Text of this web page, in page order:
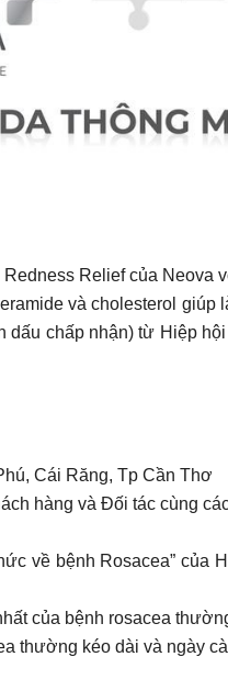
Redness Relief của Neova
và cholesterol giúp
chấp nhận) từ Hiệp
Cái Răng, Tp Cần Thơ
hàng và Đối tác cùng
về bệnh Rosacea” của
của bệnh rosacea
thường kéo dài và ngày